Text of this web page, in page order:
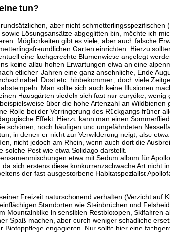
tun?
aber nicht schmetterlingsspezifischen
Lösungsansätze abgeglitten bin, möchte ich
Möglichkeiten gibt es viele, aber auch falsche
Garten einrichten. Hierzu
eine fachgerechte Blumenwiese angelegt
keine allzu hohen Erwartungen etwa an eine
etlichen Jahren eine ganz ansehnliche, Ende
Dost etc. hinbekommen, doch viele
Man sollte sich auch keine Illusionen
Hausgärten siedeln sich fast nur euryöke, wenig
über die hohe Artenzahl an Wildbienen
Rolle bei der Verringerung des Rückgangs früher
Effekt. Hierzu kann man einen
schönen, noch häufigen und ungefährdeten
in denen er nicht zur Verwilderung neigt, also
nicht jedoch am Rhein, wenn auch dort die
solche Pest wie etwa Solidago darstellt.
etwa mit Sedum album für
sich erstens diese konkurrenzschwache Art nicht
der fast ausgestorbene Habitatspezialist
Freizeit naturschonend verhalten (Verzicht auf
Standorten wie Steinbrüchen und
Mountainbike in sensiblen Restbiotopen, Skifahren
Spaß machen, aber durch weniger schädliche
Biotoppflege engagieren. Nur sollte hier eine